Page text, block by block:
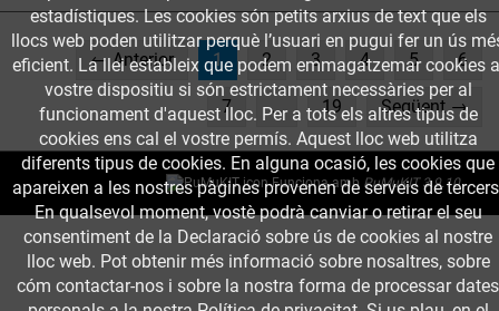
← Anterior 1(current)
2 3 4 5 6
7 … 19 Següent →
estadístiques. Les cookies són petits arxius de text que els
llocs web poden utilitzar perquè l’usuari en pugui fer un ús
eficient. La llei estableix que podem emmagatzemar cookies
vostre dispositiu si són estrictament necessàries per al
funcionament d'aquest lloc. Per a tots els altres tipus de
cookies ens cal el vostre permís. Aquest lloc web utilitza
diferents tipus de cookies. En alguna ocasió, les cookies que
apareixen a les nostres pàgines provenen de serveis de
En qualsevol moment, vostè podrà canviar o retirar el seu
consentiment de la Declaració sobre ús de cookies al nostre
lloc web. Pot obtenir més informació sobre nosaltres, sobre
cóm contactar-nos i sobre la nostra forma de processar dates
Funciona amb PuMuKIT 3.9.10